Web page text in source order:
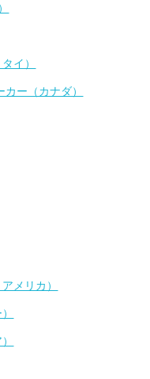
イ）
ー（カナダ）
メリカ）